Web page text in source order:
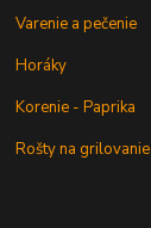
Varenie a pečenie
Horáky
Korenie - Paprika
Rošty na grilovanie